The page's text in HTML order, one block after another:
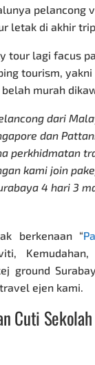
pelancong
letak di akhir
tour lagi facus
tourism,
murah
dari
dan
perkhidmatan
kami join
4 hari 3
berkenaan “
Kemudahan,
ground
ejen kami.
Cuti